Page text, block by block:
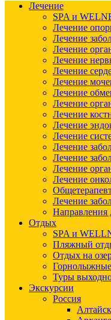
Лечение
SPA и
Лечение
Лечение
Лечение
Лечение
Лечение
Лечение
Лечение
Лечение
Лечение
Лечение
Лечение
Лечение
Лечение
Лечение
Лечение
Лечение
Направления
Отдых
SPA и
Пляжный
Отдых на
Туры
Экскурсии
Россия